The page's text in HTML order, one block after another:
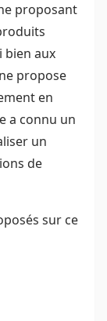
proposant
bien aux
propose
en
a connu un
un
de
sur ce